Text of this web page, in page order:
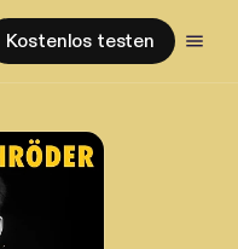
Kostenlos testen